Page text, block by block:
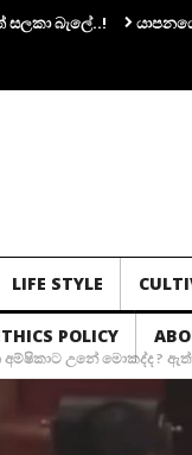
යාපනයේ මන්ත්‍රී
LIFE STYLE
POLICY
උනේ මොකද්ද ?